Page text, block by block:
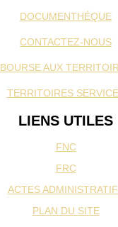
DOCUMENTHÉQUE
CONTACTEZ-NOUS
BOURSE AUX
TERRITOIRES
LIENS UTILES
FNC
FRC
ACTES
PLAN DU SITE